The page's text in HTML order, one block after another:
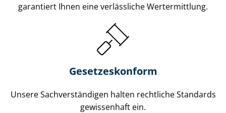
garantiert Ihnen eine verlässliche Wertermittlung.
Gesetzes­konform
Unsere Sach­ver­stän­di­gen halten rechtliche Standards
gewissenhaft ein.